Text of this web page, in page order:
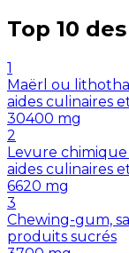
Top 10
1
Maërl ou
aides culinaires
30400 mg
2
Levure
aides culinaires
6620 mg
3
Chewing-gum,
produits sucrés